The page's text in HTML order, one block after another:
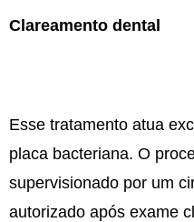
Clareamento dental
Esse tratamento atua
placa bacteriana. O
supervisionado por um
autorizado após exame